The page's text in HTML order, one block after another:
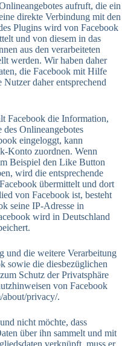
aufruft, die ein
direkte Verbindung mit den
Plugins wird von Facebook
und von diesem in das
aus den verarbeiteten
werden. Wir haben daher
die Facebook mit Hilfe
daher entsprechend
Facebook die Information,
des Onlineangebotes
eingeloggt, kann
Konto zuordnen. Wenn
Beispiel den Like Button
wird die entsprechende
übermittelt und dort
von Facebook ist, besteht
seine IP-Adresse in
wird in Deutschland
und die weitere Verarbeitung
sowie die diesbezüglichen
Schutz der Privatsphäre
von Facebook
about/privacy/.
nicht möchte, dass
über ihn sammelt und mit
verknüpft, muss er